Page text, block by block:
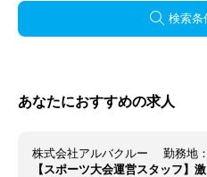
検索条
あなたにおすすめの求人
株式会社アルバクルー 勤務地
【スポーツ大会運営スタッフ】